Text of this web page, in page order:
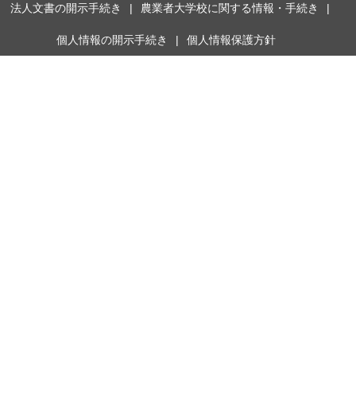
法人文書の開示手続き 農業者大学校に関する情報・手続き
個人情報の開示手続き 個人情報保護方針